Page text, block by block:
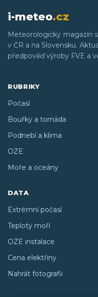
i-meteo.cz
Meteorologický magazín
v ČR a na Slovensku.
předpověď výroby FVE a
RUBRIKY
Počasí
Bouřky a tornáda
Podnebí a klima
OZE
Moře a oceány
DATA
Extrémní počasí
Teploty moří
OZE instalace
Cena elektřiny
Nahrát fotografii